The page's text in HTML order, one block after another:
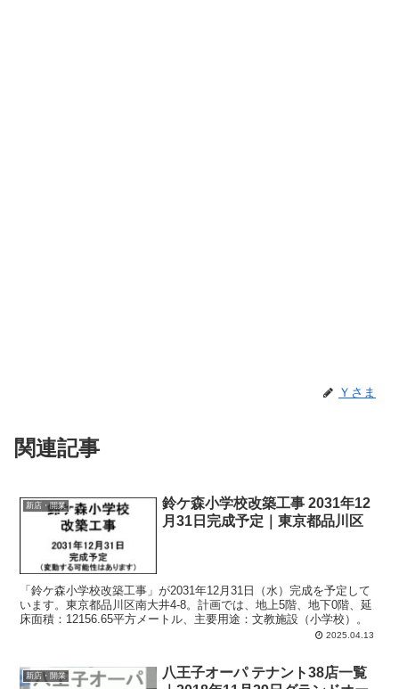
Ｙさま
関連記事
新店・開業
鈴ケ森小学校改築工事 2031年12
月31日完成予定｜東京都品川区
「鈴ケ森小学校改築工事」が2031年12月31日（水）完成を予定して
います。東京都品川区南大井4-8。計画では、地上5階、地下0階、延
床面積：12156.65平方メートル、主要用途：文教施設（小学校）。
2025.04.13
新店・開業
八王子オーパ テナント38店一覧